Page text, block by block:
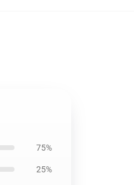
75%
25%